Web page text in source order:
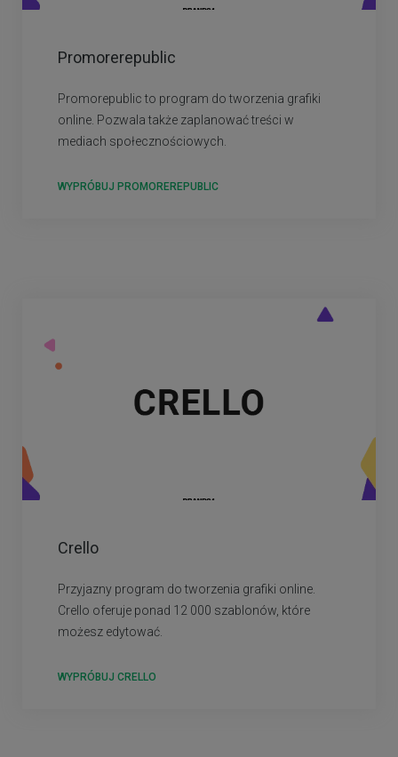
Promorerepublic
Promorepublic to program do tworzenia grafiki
online. Pozwala także zaplanować treści w
mediach społecznościowych.
WYPRÓBUJ PROMOREREPUBLIC
Crello
Przyjazny program do tworzenia grafiki online.
Crello oferuje ponad 12 000 szablonów, które
możesz edytować.
WYPRÓBUJ CRELLO